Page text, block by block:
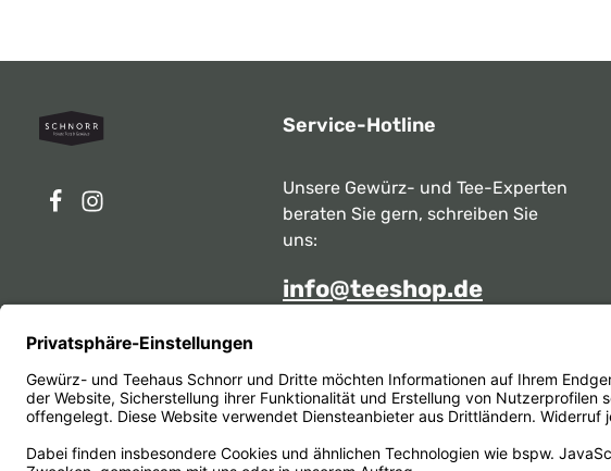
Service-Hotline
Unsere Gewürz- und Tee-Experten
beraten Sie gern, schreiben Sie
uns:
info@teeshop.de
Mo - Sa zwischen 10:00 - 17:00 Uhr
unter: